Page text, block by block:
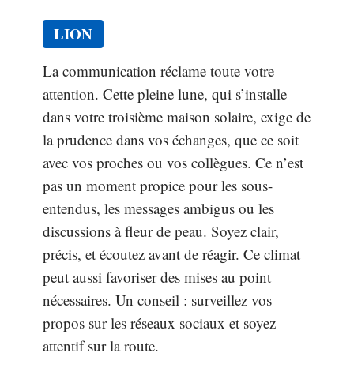
LION
La communication réclame toute votre
attention. Cette pleine lune, qui s’installe
dans votre troisième maison solaire, exige de
la prudence dans vos échanges, que ce soit
avec vos proches ou vos collègues. Ce n’est
pas un moment propice pour les sous-
entendus, les messages ambigus ou les
discussions à fleur de peau. Soyez clair,
précis, et écoutez avant de réagir. Ce climat
peut aussi favoriser des mises au point
nécessaires. Un conseil : surveillez vos
propos sur les réseaux sociaux et soyez
attentif sur la route.